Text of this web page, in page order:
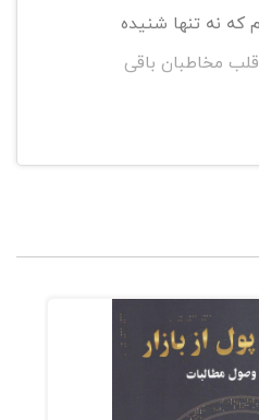
که نه تنها شنیده
مخاطبان باقی
علمی و مثال‌های
تا مذاکرات حساس،
قرار می‌دهد